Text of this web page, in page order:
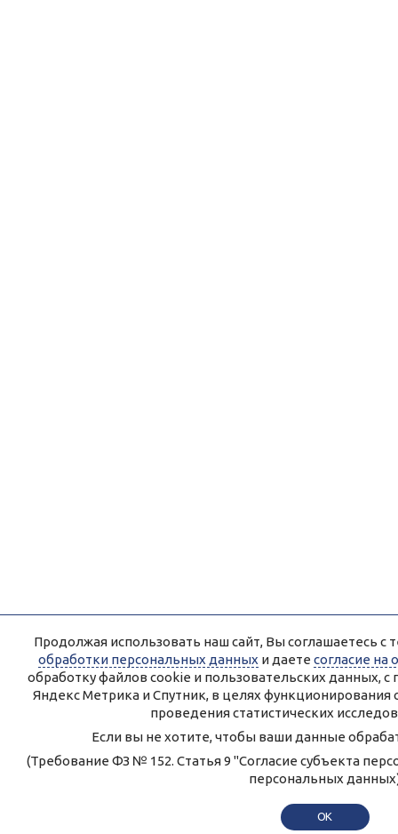
Продолжая использовать наш сайт, Вы соглашаетесь с
обработки персональных данных и даете согласие на
обработку файлов cookie и пользовательских данных,
Яндекс Метрика и Спутник, в целях функционирования
проведения статистических
Если вы не хотите, чтобы ваши данные
(Требование ФЗ № 152. Статья 9 "Согласие субъекта
персональных
OK